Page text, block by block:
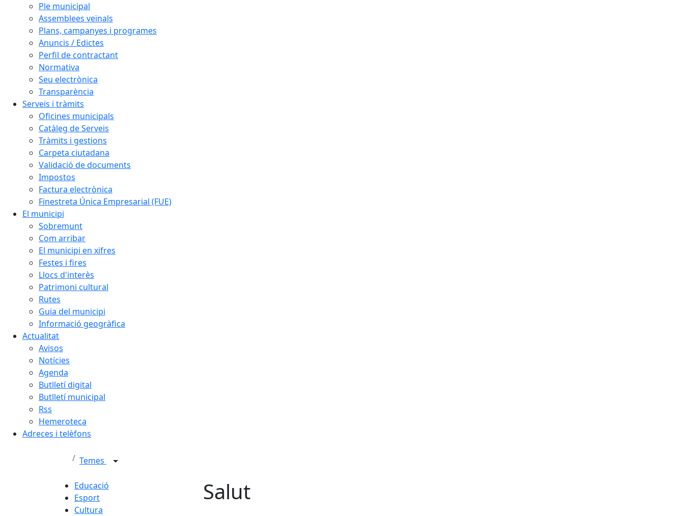
Ple municipal
Assemblees veïnals
Plans, campanyes i programes
Anuncis / Edictes
Perfil de contractant
Normativa
Seu electrònica
Transparència
Serveis i tràmits
Oficines municipals
Catàleg de Serveis
Tràmits i gestions
Carpeta ciutadana
Validació de documents
Impostos
Factura electrònica
Finestreta Única Empresarial (FUE)
El municipi
Sobremunt
Com arribar
El municipi en xifres
Festes i fires
Llocs d'interès
Patrimoni cultural
Rutes
Guia del municipi
Informació geogràfica
Actualitat
Avisos
Notícies
Agenda
Butlletí digital
Butlletí municipal
Rss
Hemeroteca
Adreces i telèfons
Temes
Educació
Esport
Cultura
Salut